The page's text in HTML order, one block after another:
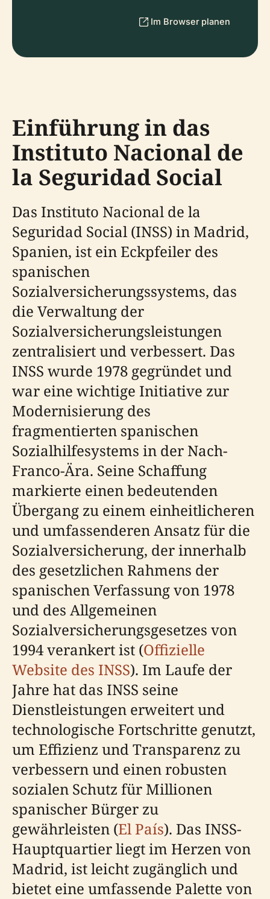
Im Browser planen
Einführung in das
Instituto Nacional de
la Seguridad Social
Das Instituto Nacional de la
Seguridad Social (INSS) in Madrid,
Spanien, ist ein Eckpfeiler des
spanischen
Sozialversicherungssystems, das
die Verwaltung der
Sozialversicherungsleistungen
zentralisiert und verbessert. Das
INSS wurde 1978 gegründet und
war eine wichtige Initiative zur
Modernisierung des
fragmentierten spanischen
Sozialhilfesystems in der Nach-
Franco-Ära. Seine Schaffung
markierte einen bedeutenden
Übergang zu einem einheitlicheren
und umfassenderen Ansatz für die
Sozialversicherung, der innerhalb
des gesetzlichen Rahmens der
spanischen Verfassung von 1978
und des Allgemeinen
Sozialversicherungsgesetzes von
1994 verankert ist (Offizielle
Website des INSS). Im Laufe der
Jahre hat das INSS seine
Dienstleistungen erweitert und
technologische Fortschritte genutzt,
um Effizienz und Transparenz zu
verbessern und einen robusten
sozialen Schutz für Millionen
spanischer Bürger zu
gewährleisten (El País). Das INSS-
Hauptquartier liegt im Herzen von
Madrid, ist leicht zugänglich und
bietet eine umfassende Palette von